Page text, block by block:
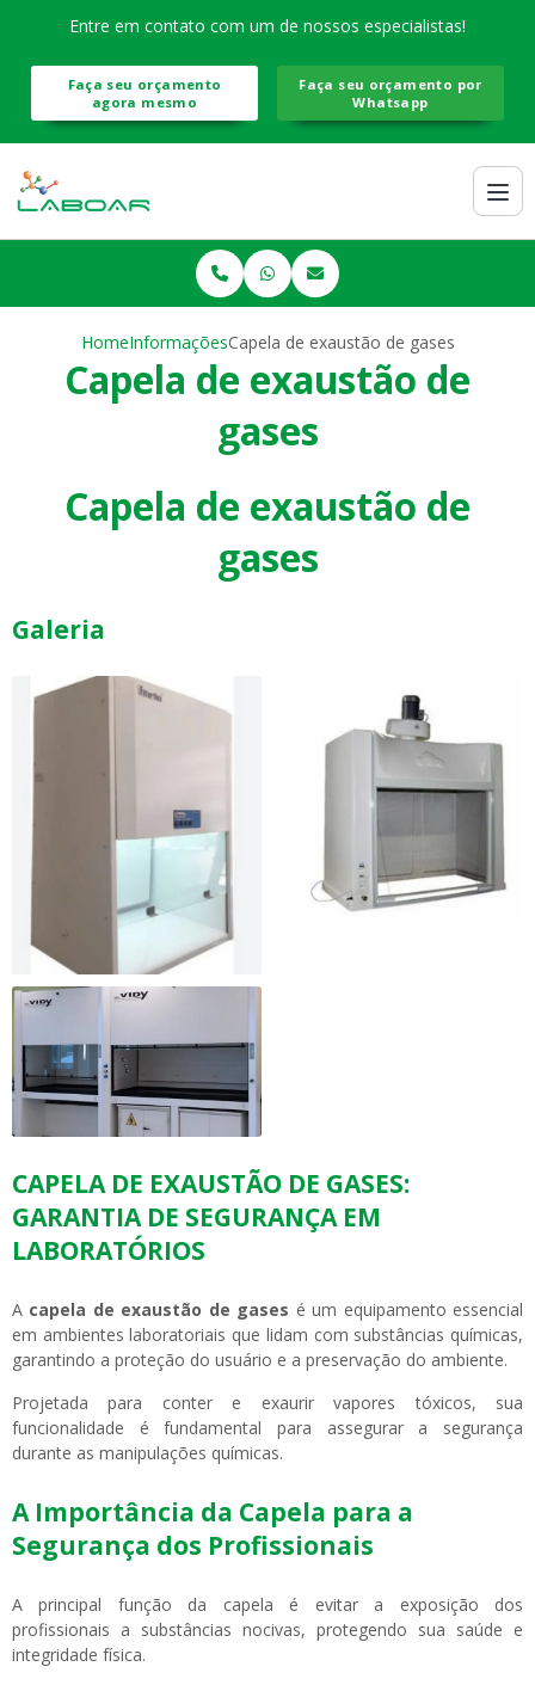
Entre em contato com um de nossos especialistas!
Faça seu orçamento
agora mesmo
Faça seu orçamento por
Whatsapp
HomeInformaçõesCapela de exaustão de gases
Capela de exaustão de
gases
Capela de exaustão de
gases
Galeria
CAPELA DE EXAUSTÃO DE GASES:
GARANTIA DE SEGURANÇA EM
LABORATÓRIOS
A capela de exaustão de gases é um equipamento essencial
em ambientes laboratoriais que lidam com substâncias químicas,
garantindo a proteção do usuário e a preservação do ambiente.
Projetada para conter e exaurir vapores tóxicos, sua
funcionalidade é fundamental para assegurar a segurança
durante as manipulações químicas.
A Importância da Capela para a
Segurança dos Profissionais
A principal função da capela é evitar a exposição dos
profissionais a substâncias nocivas, protegendo sua saúde e
integridade física.